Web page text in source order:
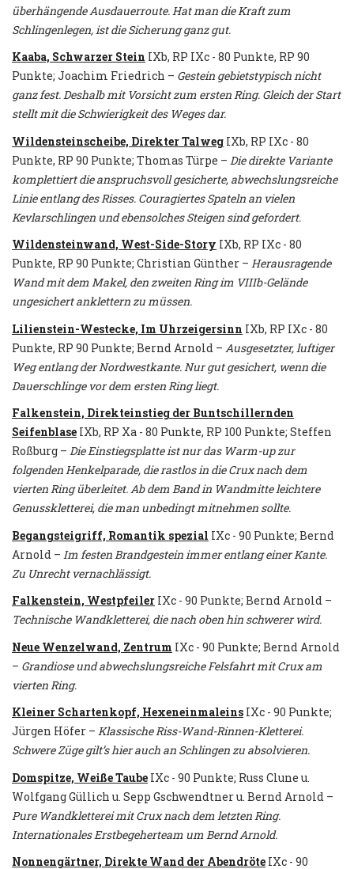
überhängende Ausdauerroute. Hat man die Kraft zum
Schlingenlegen, ist die Sicherung ganz gut.
Kaaba, Schwarzer Stein IXb, RP IXc - 80 Punkte, RP 90
Punkte; Joachim Friedrich – Gestein gebietstypisch nicht
ganz fest. Deshalb mit Vorsicht zum ersten Ring. Gleich der Start
stellt mit die Schwierigkeit des Weges dar.
Wildensteinscheibe, Direkter Talweg IXb, RP IXc - 80
Punkte, RP 90 Punkte; Thomas Türpe – Die direkte Variante
komplettiert die anspruchsvoll gesicherte, abwechslungsreiche
Linie entlang des Risses. Couragiertes Spateln an vielen
Kevlarschlingen und ebensolches Steigen sind gefordert.
Wildensteinwand, West-Side-Story IXb, RP IXc - 80
Punkte, RP 90 Punkte; Christian Günther – Herausragende
Wand mit dem Makel, den zweiten Ring im VIIIb-Gelände
ungesichert anklettern zu müssen.
Lilienstein-Westecke, Im Uhrzeigersinn IXb, RP IXc - 80
Punkte, RP 90 Punkte; Bernd Arnold – Ausgesetzter, luftiger
Weg entlang der Nordwestkante. Nur gut gesichert, wenn die
Dauerschlinge vor dem ersten Ring liegt.
Falkenstein, Direkteinstieg der Buntschillernden
Seifenblase IXb, RP Xa - 80 Punkte, RP 100 Punkte; Steffen
Roßburg – Die Einstiegsplatte ist nur das Warm-up zur
folgenden Henkelparade, die rastlos in die Crux nach dem
vierten Ring überleitet. Ab dem Band in Wandmitte leichtere
Genusskletterei, die man unbedingt mitnehmen sollte.
Begangsteigriff, Romantik spezial IXc - 90 Punkte; Bernd
Arnold – Im festen Brandgestein immer entlang einer Kante.
Zu Unrecht vernachlässigt.
Falkenstein, Westpfeiler IXc - 90 Punkte; Bernd Arnold –
Technische Wandkletterei, die nach oben hin schwerer wird.
Neue Wenzelwand, Zentrum IXc - 90 Punkte; Bernd Arnold
– Grandiose und abwechslungsreiche Felsfahrt mit Crux am
vierten Ring.
Kleiner Schartenkopf, Hexeneinmaleins IXc - 90 Punkte;
Jürgen Höfer – Klassische Riss-Wand-Rinnen-Kletterei.
Schwere Züge gilt’s hier auch an Schlingen zu absolvieren.
Domspitze, Weiße Taube IXc - 90 Punkte; Russ Clune u.
Wolfgang Güllich u. Sepp Gschwendtner u. Bernd Arnold –
Pure Wandkletterei mit Crux nach dem letzten Ring.
Internationales Erstbegeherteam um Bernd Arnold.
Nonnengärtner, Direkte Wand der Abendröte IXc - 90